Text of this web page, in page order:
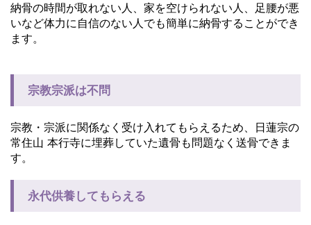
納骨の時間が取れない人、家を空けられない人、足腰が悪
いなど体力に自信のない人でも簡単に納骨することができ
ます。
宗教宗派は不問
宗教・宗派に関係なく受け入れてもらえるため、日蓮宗の
常住山 本行寺に埋葬していた遺骨も問題なく送骨できま
す。
永代供養してもらえる